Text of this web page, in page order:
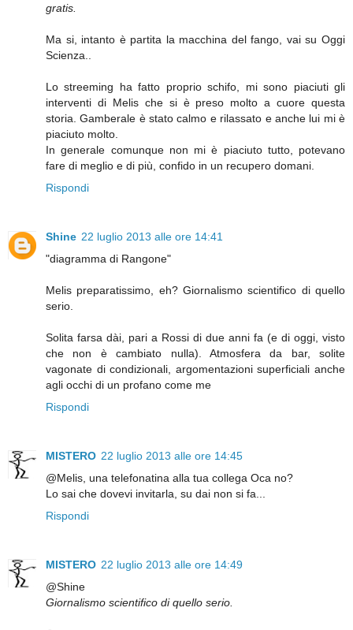
gratis.
Ma si, intanto è partita la macchina del fango, vai su Oggi
Scienza..
Lo streeming ha fatto proprio schifo, mi sono piaciuti gli
interventi di Melis che si è preso molto a cuore questa
storia. Gamberale è stato calmo e rilassato e anche lui mi è
piaciuto molto.
In generale comunque non mi è piaciuto tutto, potevano
fare di meglio e di più, confido in un recupero domani.
Rispondi
Shine 22 luglio 2013 alle ore 14:41
"diagramma di Rangone"
Melis preparatissimo, eh? Giornalismo scientifico di quello
serio.
Solita farsa dài, pari a Rossi di due anni fa (e di oggi, visto
che non è cambiato nulla). Atmosfera da bar, solite
vagonate di condizionali, argomentazioni superficiali anche
agli occhi di un profano come me
Rispondi
MISTERO 22 luglio 2013 alle ore 14:45
@Melis, una telefonatina alla tua collega Oca no?
Lo sai che dovevi invitarla, su dai non si fa...
Rispondi
MISTERO 22 luglio 2013 alle ore 14:49
@Shine
Giornalismo scientifico di quello serio.